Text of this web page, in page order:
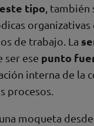
tipo ,
organizativas
de trabajo. La
ser ese punto
interna de la
procesos.
moqueta